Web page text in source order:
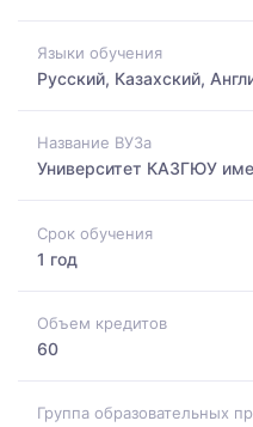
Языки обучения
Русский, Казахский,
Название ВУЗа
Университет КАЗГЮУ
Срок обучения
1 год
Объем кредитов
60
Группа образовательных